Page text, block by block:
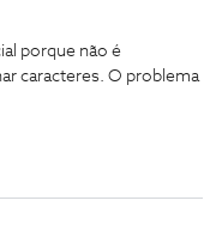
porque não é
caracteres. O problema